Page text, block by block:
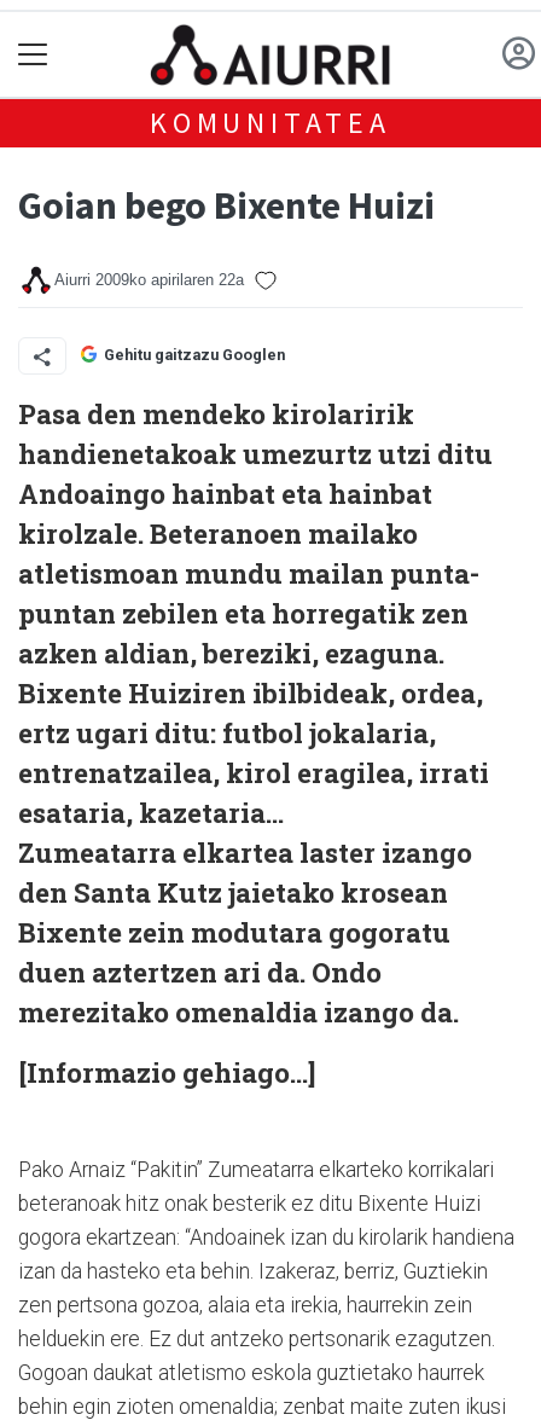
KOMUNITATEA
Goian bego Bixente Huizi
Aiurri 2009ko apirilaren 22a
Gehitu gaitzazu Googlen
Pasa den mendeko kirolaririk
handienetakoak umezurtz utzi ditu
Andoaingo hainbat eta hainbat
kirolzale. Beteranoen mailako
atletismoan mundu mailan punta-
puntan zebilen eta horregatik zen
azken aldian, bereziki, ezaguna.
Bixente Huiziren ibilbideak, ordea,
ertz ugari ditu: futbol jokalaria,
entrenatzailea, kirol eragilea, irrati
esataria, kazetaria...
Zumeatarra elkartea laster izango
den Santa Kutz jaietako krosean
Bixente zein modutara gogoratu
duen aztertzen ari da. Ondo
merezitako omenaldia izango da.
[Informazio gehiago...]
Pako Arnaiz “Pakitin” Zumeatarra elkarteko korrikalari
beteranoak hitz onak besterik ez ditu Bixente Huizi
gogora ekartzean: “Andoainek izan du kirolarik handiena
izan da hasteko eta behin. Izakeraz, berriz, Guztiekin
zen pertsona gozoa, alaia eta irekia, haurrekin zein
helduekin ere. Ez dut antzeko pertsonarik ezagutzen.
Gogoan daukat atletismo eskola guztietako haurrek
behin egin zioten omenaldia; zenbat maite zuten ikusi